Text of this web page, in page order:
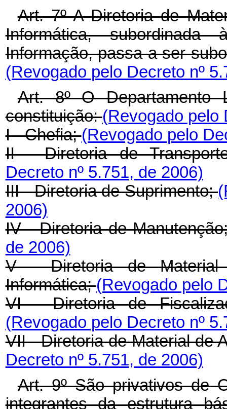
Art. 7º A Diretoria de
Informática,
Informação, passa a ser
(Revogado pelo Decreto nº
Art. 8º O
constituição:(Revogado pelo
I - Chefia;(Revogado pelo
II - Diretoria de
Decreto nº 5.751, de 2006)
III - Diretoria de Suprimento;
2006)
IV - Diretoria de
de 2006)
V - Diretoria de Material
Informática;(Revogado pelo
VI - Diretoria de
(Revogado pelo Decreto nº
VII - Diretoria de Material de
Decreto nº 5.751, de 2006)
Art. 9º São privativos de
integrantes da estrutura